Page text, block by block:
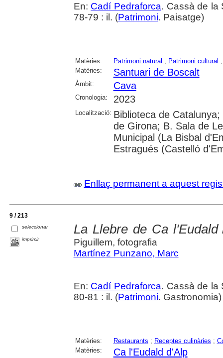
En: Cadí Pedraforca. Cassà de la
78-79 : il. (Patrimoni. Paisatge)
Matèries: Patrimoni natural ; Patrimoni cultural
Matèries:
Santuari de Boscalt
Àmbit: Cava
Cronologia: 2023
Localització: Biblioteca de
de Girona; B. Sala de
Municipal (La Bisbal
Estragués (Castelló
Enllaç permanent a aquest
9 / 213
seleccionar
imprimir
La Llebre de Ca l'Eudald/
Piguillem, fotografia
Martínez Punzano, Marc
En: Cadí Pedraforca. Cassà de la
80-81 : il. (Patrimoni.
Matèries: Restaurants ; Receptes culinàries ;
Matèries:
Ca l'Eudald d'Alp